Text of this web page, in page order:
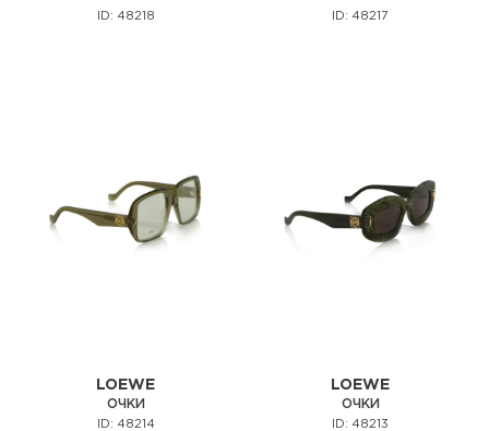
ID: 48218 ID: 48217
LOEWE
ОЧКИ
ID: 48214
LOEWE
ОЧКИ
ID: 48213